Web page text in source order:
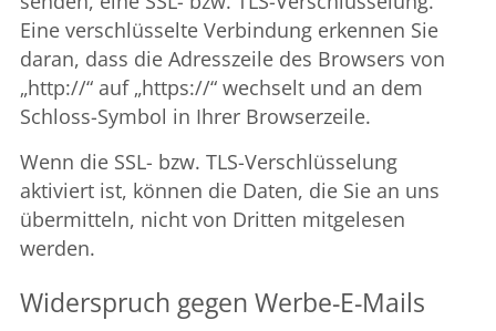
Eine verschlüsselte Verbindung erkennen Sie
daran, dass die Adresszeile des Browsers von
„http://“ auf „https://“ wechselt und an dem
Schloss-Symbol in Ihrer Browserzeile.
Wenn die SSL- bzw. TLS-Verschlüsselung
aktiviert ist, können die Daten, die Sie an uns
übermitteln, nicht von Dritten mitgelesen
werden.
Widerspruch gegen Werbe-E-Mails